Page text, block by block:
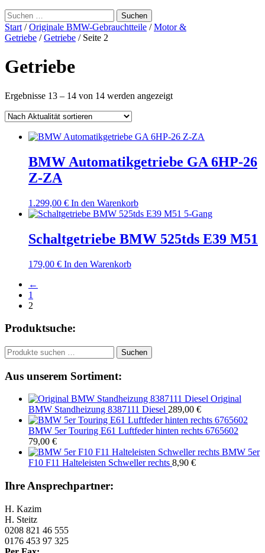
Suchen
nach:
Start /Originale BMW-Gebrauchtteile /Motor &
Getriebe /Getriebe / Seite 2
Getriebe
Ergebnisse 13 – 14 von 14 werden angezeigtNach
BMW Automatikgetriebe GA 6HP-26
Z-ZA
1.299,00 € In den Warenkorb
Schaltgetriebe BMW 525tds E39 M51
179,00 € In den Warenkorb
←
1
2
Produktsuche:
Suchen
nach:
Suchen
Aus unserem Sortiment:
Original
BMW Standheizung 8387111 Diesel 289,00 €
BMW 5er Touring E61 Luftfeder hinten rechts 6765602
79,00 €
BMW 5er
F10 F11 Halteleisten Schweller rechts 8,90 €
Ihre Ansprechpartner:
H. Kazim
H. Steitz
0208 821 46 555
0176 453 97 325